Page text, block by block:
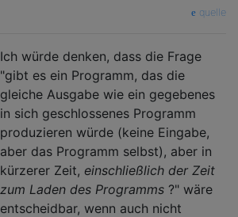
quelle
Ich würde denken, dass die Frage
"gibt es ein Programm, das die
gleiche Ausgabe wie ein gegebenes
in sich geschlossenes Programm
produzieren würde (keine Eingabe,
aber das Programm selbst), aber in
kürzerer Zeit, einschließlich der Zeit
zum Laden des Programms ?" wäre
entscheidbar, wenn auch nicht